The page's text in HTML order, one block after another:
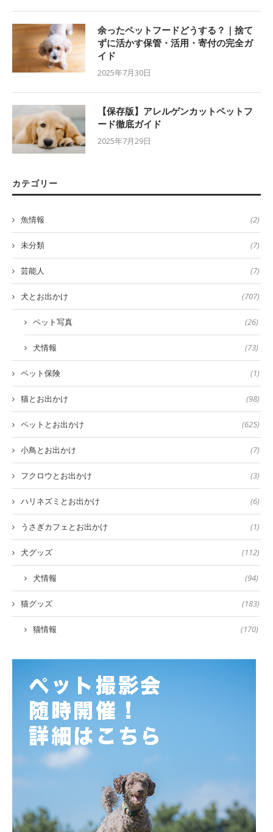
余ったペットフードどうする？｜捨て
ずに活かす保管・活用・寄付の完全ガ
イド
2025年7月30日
【保存版】アレルゲンカットペットフ
ード徹底ガイド
2025年7月29日
カテゴリー
魚情報 (2)
未分類 (7)
芸能人 (7)
犬とお出かけ (707)
ペット写真 (26)
犬情報 (73)
ペット保険 (1)
猫とお出かけ (98)
ペットとお出かけ (625)
小鳥とお出かけ (7)
フクロウとお出かけ (3)
ハリネズミとお出かけ (6)
うさぎカフェとお出かけ (1)
犬グッズ (112)
犬情報 (94)
猫グッズ (183)
猫情報 (170)